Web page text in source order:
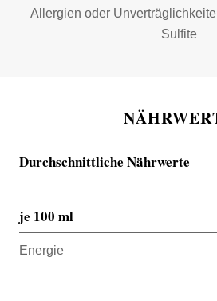
Allergien oder
Sulfite
Durchschnittliche Nährwerte
je 100 ml
Energie